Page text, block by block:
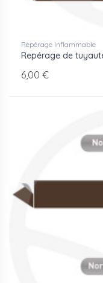
Repérage Inflammable
Repérage de
6,00 €